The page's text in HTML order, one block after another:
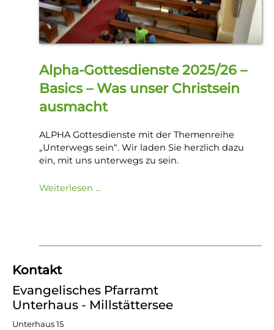
Kontakt
Evangelisches Pfarramt
Unterhaus - Millstättersee
Unterhaus 15
Alpha-Gottesdienste 2025/26 –
Basics – Was unser Christsein
ausmacht
ALPHA Gottesdienste mit der Themenreihe
„Unterwegs sein“. Wir laden Sie herzlich dazu
ein, mit uns unterwegs zu sein.
Weiterlesen …